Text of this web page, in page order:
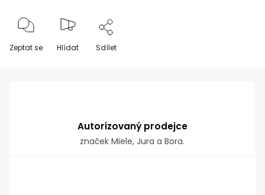
Zeptat se Hlídat Sdílet
Autorizovaný prodejce
značek Miele, Jura a Bora.